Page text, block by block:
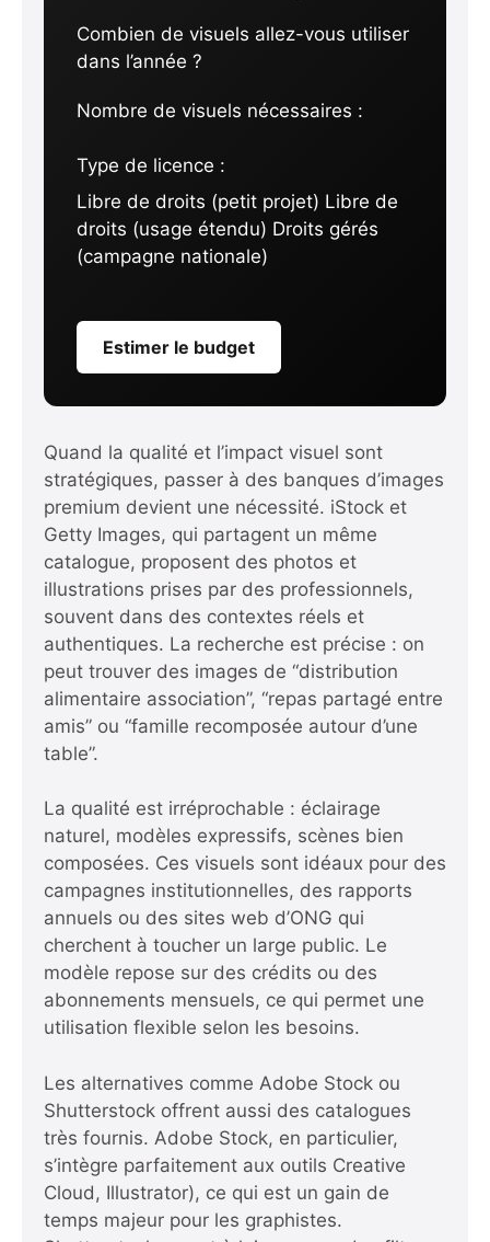
Combien de visuels allez-vous utiliser
dans l’année ?
Nombre de visuels nécessaires :
Type de licence :
Libre de droits (petit projet) Libre de
droits (usage étendu) Droits gérés
(campagne nationale)
Estimer le budget
Quand la qualité et l’impact visuel sont
stratégiques, passer à des banques d’images
premium devient une nécessité. iStock et
Getty Images, qui partagent un même
catalogue, proposent des photos et
illustrations prises par des professionnels,
souvent dans des contextes réels et
authentiques. La recherche est précise : on
peut trouver des images de “distribution
alimentaire association”, “repas partagé entre
amis” ou “famille recomposée autour d’une
table”.
La qualité est irréprochable : éclairage
naturel, modèles expressifs, scènes bien
composées. Ces visuels sont idéaux pour des
campagnes institutionnelles, des rapports
annuels ou des sites web d’ONG qui
cherchent à toucher un large public. Le
modèle repose sur des crédits ou des
abonnements mensuels, ce qui permet une
utilisation flexible selon les besoins.
Les alternatives comme Adobe Stock ou
Shutterstock offrent aussi des catalogues
très fournis. Adobe Stock, en particulier,
s’intègre parfaitement aux outils Creative
Cloud, Illustrator), ce qui est un gain de
temps majeur pour les graphistes.